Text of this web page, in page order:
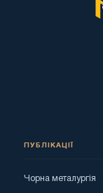
ПУБЛІКАЦІЇ
Чорна металургія